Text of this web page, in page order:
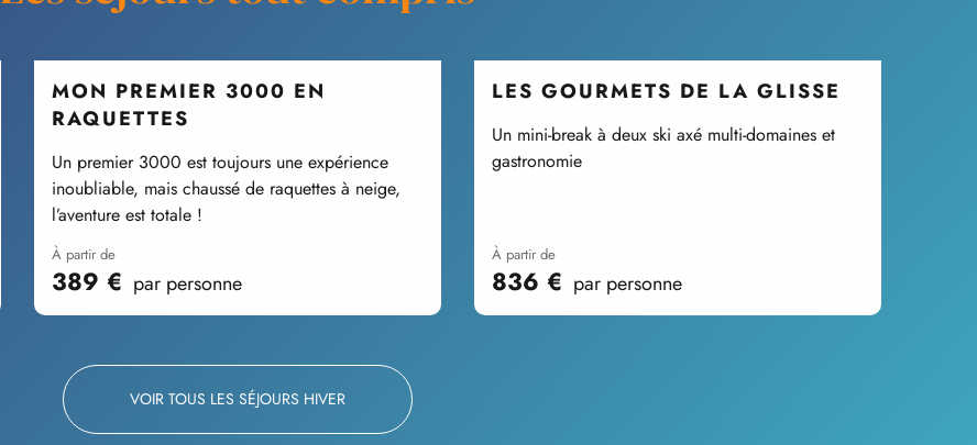
MON PREMIER 3000 EN
RAQUETTES
Un premier 3000 est toujours une expérience
inoubliable, mais chaussé de raquettes à neige,
l’aventure est totale !
à partir de
389 € par personne
LES GOURMETS DE LA GLISSE
Un mini-break à deux ski axé multi-domaines et
gastronomie
à partir de
836 € par personne
VOIR TOUS LES SÉJOURS HIVER